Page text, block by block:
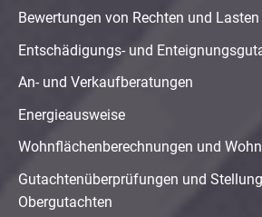
Bewertungen von Rechten und
Entschädigungs- und
An- und Verkaufberatungen
Energieausweise
Wohnflächenberechnungen und
Gutachtenüberprüfungen und
Obergutachten